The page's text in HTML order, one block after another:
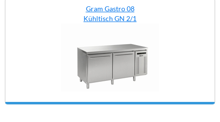
Gram Gastro 08
Kühltisch GN 2/1